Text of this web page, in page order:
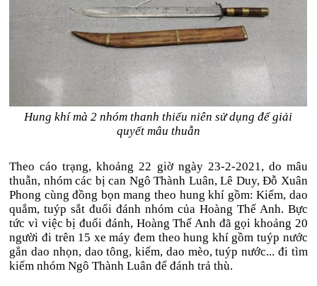
Hung khí mà 2 nhóm thanh thiếu niên sử dụng để giải
quyết mâu thuẫn
Theo cáo trạng, khoảng 22 giờ ngày 23-2-2021, do mâu
thuẫn, nhóm các bị can Ngô Thành Luân, Lê Duy, Đỗ Xuân
Phong cùng đồng bọn mang theo hung khí gồm: Kiếm, dao
quắm, tuýp sắt đuổi đánh nhóm của Hoàng Thế Anh. Bực
tức vì việc bị đuổi đánh, Hoàng Thế Anh đã gọi khoảng 20
người đi trên 15 xe máy đem theo hung khí gồm tuýp nước
gắn dao nhọn, dao tông, kiếm, dao mèo, tuýp nước... đi tìm
kiếm nhóm Ngô Thành Luân để đánh trả thù.